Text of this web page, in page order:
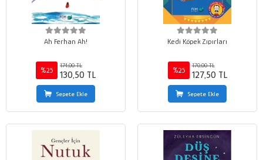
Ah Ferhan Ah!
%25
174,00 TL
130,50 TL
Sepete Ekle
Kedi Köpek Zıpırları
%25
170,00 TL
127,50 TL
Sepete Ekle